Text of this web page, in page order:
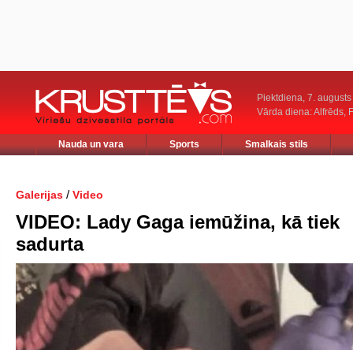
Piektdiena, 7. augusts
Vārda diena: Alfrēds,
Nauda un vara Sports Smalkais stils
Galerijas / Video
VIDEO: Lady Gaga iemūžina, kā tiek
sadurta